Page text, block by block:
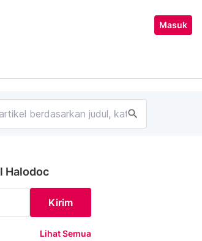
Masuk
search
Halodoc
Kirim
Lihat Semua